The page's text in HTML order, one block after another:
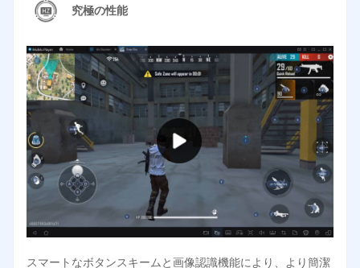
究極の性能
スマートなボタンスキームと画像認識機能により、より簡潔